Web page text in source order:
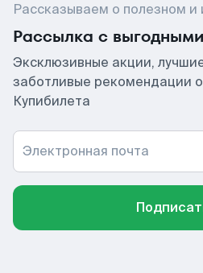
Рассказываем о полезном и
Рассылка с
Эксклюзивные акции,
заботливые рекомендации
Купибилета
Электронная почта